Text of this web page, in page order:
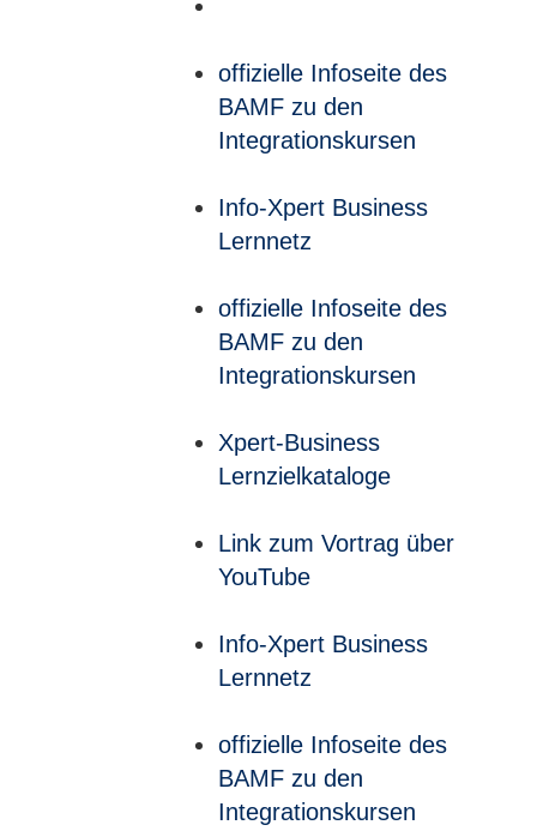
offizielle Infoseite des
BAMF zu den
Integrationskursen
Info-Xpert Business
Lernnetz
offizielle Infoseite des
BAMF zu den
Integrationskursen
Xpert-Business
Lernzielkataloge
Link zum Vortrag über
YouTube
Info-Xpert Business
Lernnetz
offizielle Infoseite des
BAMF zu den
Integrationskursen